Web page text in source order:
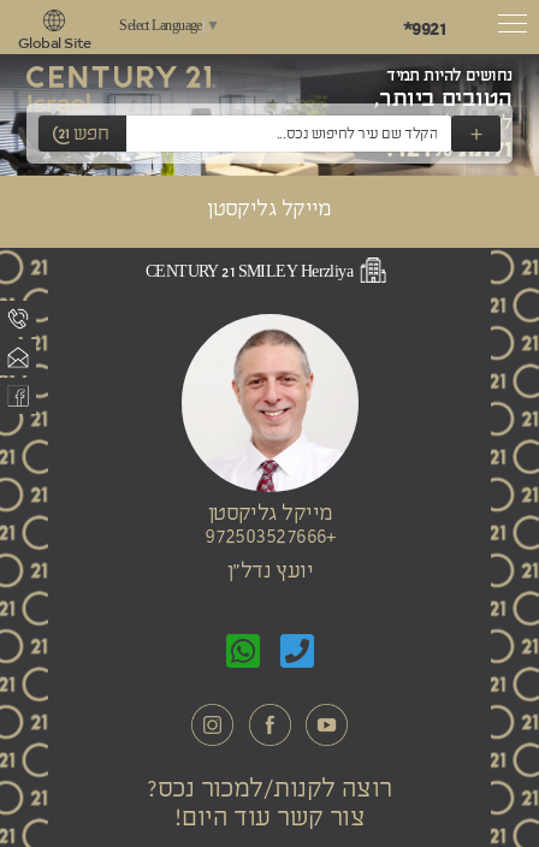
*9921
Select Language ▼
Global Site
נחושים להיות תמיד
הטובים ביותר,
לשאוף למצוינות
ולתת 121%!
+ חפש
מייקל גליקסטן
CENTURY 21 SMILEY Herzliya
מייקל גליקסטן
+972503527666
יועץ נדל"ן
רוצה לקנות/למכור נכס?
צור קשר עוד היום!